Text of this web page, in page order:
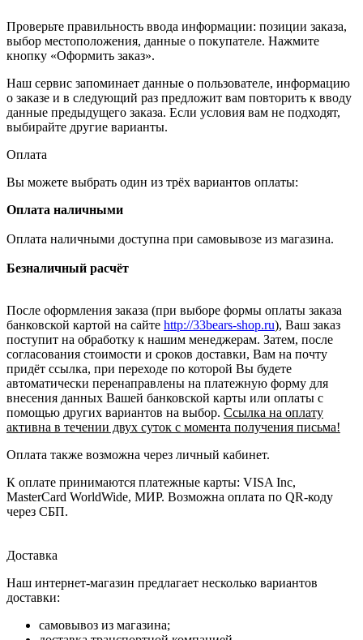
Проверьте правильность ввода информации: позиции заказа,
выбор местоположения, данные о покупателе. Нажмите
кнопку «Оформить заказ».
Наш сервис запоминает данные о пользователе, информацию
о заказе и в следующий раз предложит вам повторить к вводу
данные предыдущего заказа. Если условия вам не подходят,
выбирайте другие варианты.
Оплата
Вы можете выбрать один из трёх вариантов оплаты:
Оплата наличными
Оплата наличными доступна при самовывозе из магазина.
Безналичный расчёт
После оформления заказа (при выборе формы оплаты заказа
банковской картой на сайте http://33bears-shop.ru), Ваш заказ
поступит на обработку к нашим менеджерам. Затем, после
согласования стоимости и сроков доставки, Вам на почту
придёт ссылка, при переходе по которой Вы будете
автоматически перенаправлены на платежную форму для
внесения данных Вашей банковской карты или оплаты с
помощью других вариантов на выбор. Ссылка на оплату
активна в течении двух суток с момента получения письма!
Оплата также возможна через личный кабинет.
К оплате принимаются платежные карты: VISA Inc,
MasterCard WorldWide, МИР. Возможна оплата по QR-коду
через СБП.
Доставка
Наш интернет-магазин предлагает несколько вариантов
доставки:
самовывоз из магазина;